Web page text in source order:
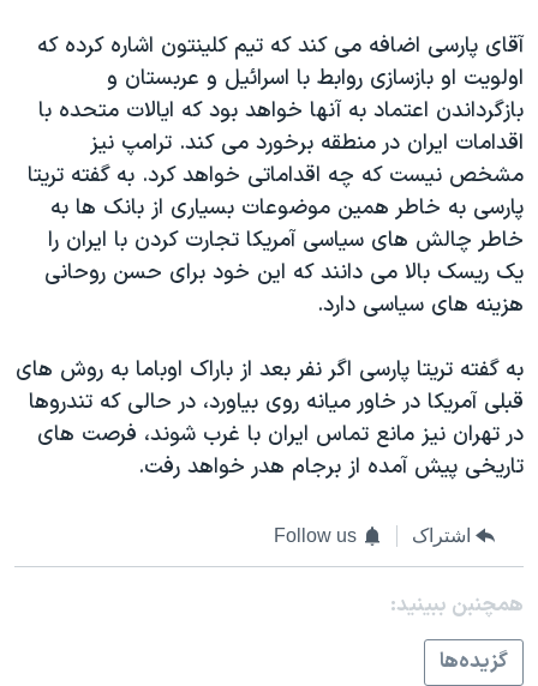
آقای پارسی اضافه می کند که تیم کلینتون اشاره کرده که
اولویت او بازسازی روابط با اسرائيل و عربستان و
بازگرداندن اعتماد به آنها خواهد بود که ایالات متحده با
اقدامات ایران در منطقه برخورد می کند. ترامپ نیز
مشخص نیست که چه اقداماتی خواهد کرد. به گفته تریتا
پارسی به خاطر همین موضوعات بسیاری از بانک ها به
خاطر چالش های سیاسی آمریکا تجارت کردن با ایران را
یک ریسک بالا می دانند که این خود برای حسن روحانی
هزینه های سیاسی دارد.
به گفته تریتا پارسی اگر نفر بعد از باراک اوباما به روش های
قبلی آمریکا در خاور میانه روی بیاورد، در حالی که تندروها
در تهران نیز مانع تماس ایران با غرب شوند، فرصت های
تاریخی پیش آمده از برجام هدر خواهد رفت.
اشتراک Follow us
همچنبن ببینید:
گزيده‌ها